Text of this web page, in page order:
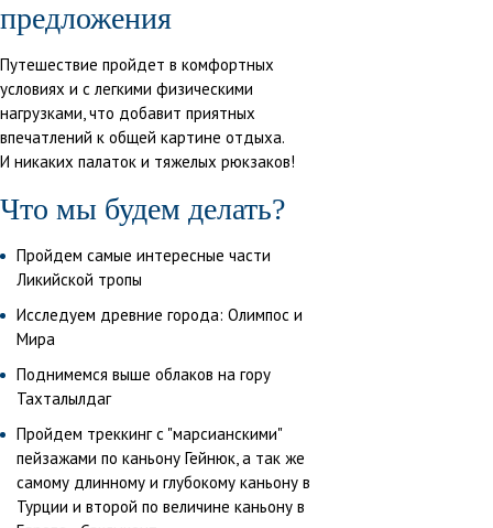
предложения
Путешествие пройдет в комфортных
условиях и с легкими физическими
нагрузками, что добавит приятных
впечатлений к общей картине отдыха.
И никаких палаток и тяжелых рюкзаков!
Что мы будем делать?
Пройдем самые интересные части
Ликийской тропы
Исследуем древние города: Олимпос и
Мира
Поднимемся выше облаков на гору
Тахталылдаг
Пройдем треккинг с "марсианскими"
пейзажами по каньону Гейнюк, а так же
самому длинному и глубокому каньону в
Турции и второй по величине каньону в